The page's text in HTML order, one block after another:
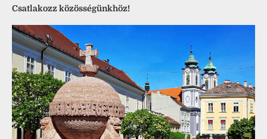
Csatlakozz közösségünkhöz!